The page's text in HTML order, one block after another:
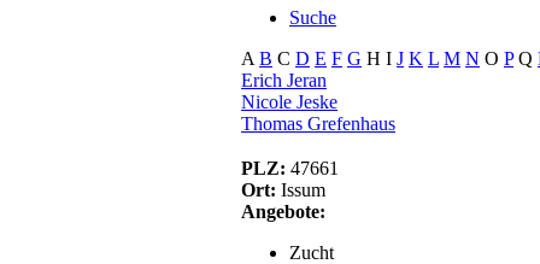
Suche
A B C D E F G H I J K L M N O P Q
Erich Jeran
Nicole Jeske
Thomas Grefenhaus
PLZ: 47661
Ort: Issum
Angebote:
Zucht